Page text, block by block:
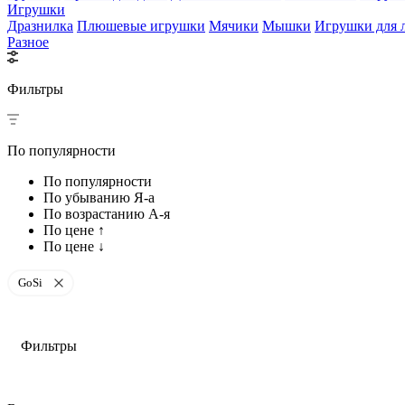
Игрушки
Дразнилка Плюшевые игрушки Мячики Мышки Игрушки для
Разное
Фильтры
По популярности
По популярности
По убыванию Я-а
По возрастанию А-я
По цене ↑
По цене ↓
GoSi
Фильтры